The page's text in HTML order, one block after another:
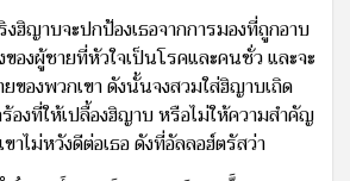
ฮิญาบจะปกป้องเธอจากการมองที่ถูกอาบ
องผู้ชายที่หัวใจเป็นโรคและคนชั่ว และจะ
ของพวกเขา ดังนั้นจงสวมใส่ฮิญาบเถิด
องที่ให้เปลื้องฮิญาบ หรือไม่ให้ความสำคัญ
าไม่หวังดีต่อเธอ ดังที่อัลลอฮ์ตรัสว่า